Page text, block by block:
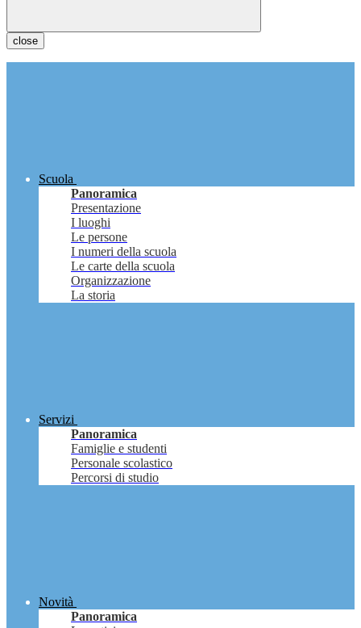
close
Scuola
Panoramica
Presentazione
I luoghi
Le persone
I numeri della scuola
Le carte della scuola
Organizzazione
La storia
Servizi
Panoramica
Famiglie e studenti
Personale scolastico
Percorsi di studio
Novità
Panoramica